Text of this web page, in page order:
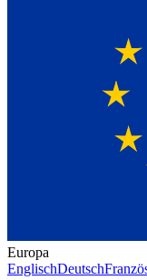
Europa
EnglischDeutsch